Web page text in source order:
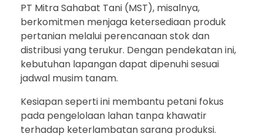
PT Mitra Sahabat Tani (MST), misalnya,
berkomitmen menjaga ketersediaan produk
pertanian melalui perencanaan stok dan
distribusi yang terukur. Dengan pendekatan ini,
kebutuhan lapangan dapat dipenuhi sesuai
jadwal musim tanam.
Kesiapan seperti ini membantu petani fokus
pada pengelolaan lahan tanpa khawatir
terhadap keterlambatan sarana produksi.